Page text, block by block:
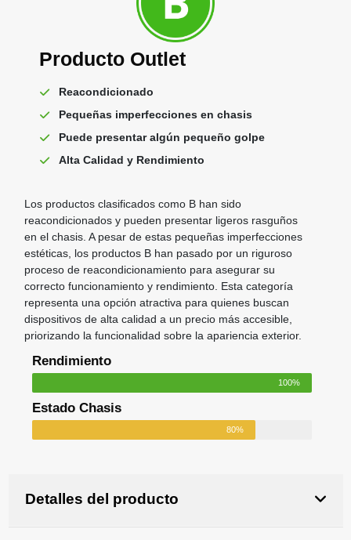
Producto Outlet
Reacondicionado
Pequeñas imperfecciones en chasis
Puede presentar algún pequeño golpe
Alta Calidad y Rendimiento
Los productos clasificados como B han sido
reacondicionados y pueden presentar ligeros rasguños
en el chasis. A pesar de estas pequeñas imperfecciones
estéticas, los productos B han pasado por un riguroso
proceso de reacondicionamiento para asegurar su
correcto funcionamiento y rendimiento. Esta categoría
representa una opción atractiva para quienes buscan
dispositivos de alta calidad a un precio más accesible,
priorizando la funcionalidad sobre la apariencia exterior.
Rendimiento
100%
Estado Chasis
80%
Detalles del producto